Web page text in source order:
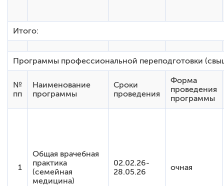
Итого:
Программы профессиональной переподготовки
№
пп
Наименование
программы
Сроки
проведения
Форма
проведения
программы
1
Общая врачебная
практика
(семейная
медицина)
02.02.26-
28.05.26
очная